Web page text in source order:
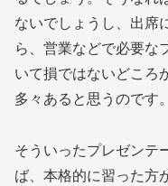
ないでしょうし、出席
ら、営業などで必要な
いて損ではないどころ
多々あると思うのです。
そういったプレゼンテ
ば、本格的に習った方